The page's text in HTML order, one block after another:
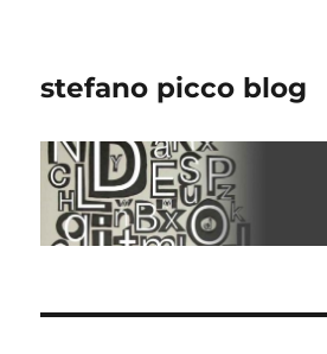
stefano picco blog